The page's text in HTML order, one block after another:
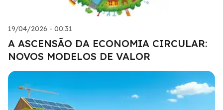
19/04/2026 - 00:31
A ASCENSÃO DA ECONOMIA CIRCULAR:
NOVOS MODELOS DE VALOR